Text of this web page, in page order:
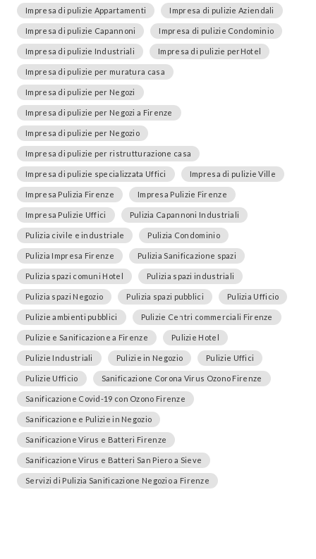
Impresa di pulizie Appartamenti Impresa di pulizie Aziendali
Impresa di pulizie Capannoni Impresa di pulizie Condominio
Impresa di pulizie Industriali Impresa di pulizie perHotel
Impresa di pulizie per muratura casa
Impresa di pulizie per Negozi
Impresa di pulizie per Negozi a Firenze
Impresa di pulizie per Negozio
Impresa di pulizie per ristrutturazione casa
Impresa di pulizie specializzata Uffici Impresa di pulizie Ville
Impresa Pulizia Firenze Impresa Pulizie Firenze
Impresa Pulizie Uffici Pulizia Capannoni Industriali
Pulizia civile e industriale Pulizia Condominio
Pulizia Impresa Firenze Pulizia Sanificazione spazi
Pulizia spazi comuni Hotel Pulizia spazi industriali
Pulizia spazi Negozio Pulizia spazi pubblici Pulizia Ufficio
Pulizie ambienti pubblici Pulizie Centri commerciali Firenze
Pulizie e Sanificazione a Firenze Pulizie Hotel
Pulizie Industriali Pulizie in Negozio Pulizie Uffici
Pulizie Ufficio Sanificazione Corona Virus Ozono Firenze
Sanificazione Covid-19 con Ozono Firenze
Sanificazione e Pulizie in Negozio
Sanificazione Virus e Batteri Firenze
Sanificazione Virus e Batteri San Piero a Sieve
Servizi di Pulizia Sanificazione Negozio a Firenze